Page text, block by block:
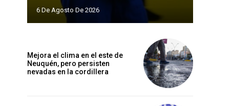
6 De Agosto De 2026
Mejora el clima en el este de
Neuquén, pero persisten
nevadas en la cordillera